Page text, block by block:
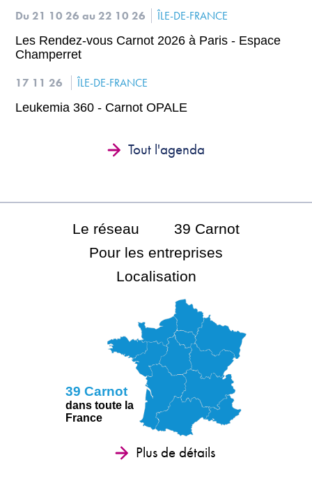
Du 21 10 26au 22 10 26
ÎLE-DE-FRANCE
Les Rendez-vous Carnot 2026 à Paris - Espace
Champerret
17 11 26
ÎLE-DE-FRANCE
Leukemia 360 - Carnot OPALE
Tout l'agenda
Le réseau
39 Carnot
Pour les entreprises
Localisation
39 Carnot
dans toute la
France
Plus de détails